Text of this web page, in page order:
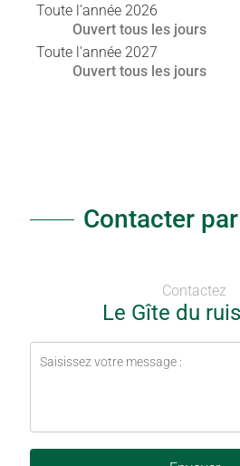
Toute l'année 2026
Ouvert tous les jours
Toute l'année 2027
Ouvert tous les jours
Contacter
Contactez
Le Gîte du